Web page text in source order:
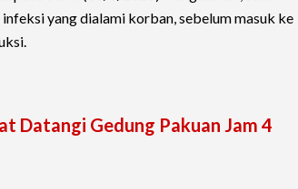
yang dialami korban, sebelum masuk ke
Datangi Gedung Pakuan Jam 4